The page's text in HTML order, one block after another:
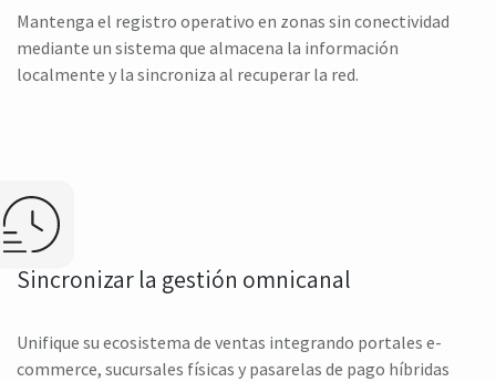
Mantenga el registro operativo en zonas sin conectividad
mediante un sistema que almacena la información
localmente y la sincroniza al recuperar la red.
Sincronizar la gestión omnicanal
Unifique su ecosistema de ventas integrando portales e-
commerce, sucursales físicas y pasarelas de pago híbridas